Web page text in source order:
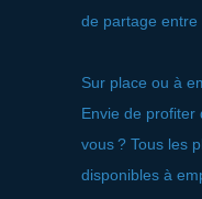
de partage entre
Sur place ou à
Envie de profiter
vous ? Tous les
disponibles à